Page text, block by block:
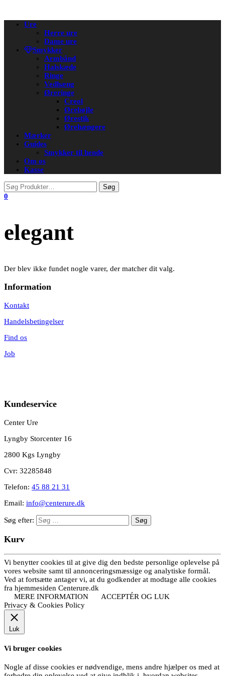
navigation
Ure
Herre ure
Dame ure
Smykker
Armbånd
Halskæde
Ringe
Vedhæng
Øreringe
Creol
Ørebøjle
Ørestik
Ørehængere
Mærker
Guides
Smykker til hende
Om os
Kasse
0
elegant
Der blev ikke fundet nogle varer, der matcher dit valg.
Information
Kontakt
Handelsbetingelser
Find os
Job
Kundeservice
Center Ure
Lyngby Storcenter 16
2800 Kgs Lyngby
Cvr: 32285848
Telefon: 45 88 21 31
Email: info@centerure.dk
Søg efter:
Kurv
Vi benytter cookies til at give dig den bedste personlige oplevelse på
vores website samt til annonceringsmæssige og analytiske formål.
Ved at fortsætte antager vi, at du godkender at modtage alle cookies
fra hjemmesiden Centerure.dk
MERE INFORMATION
ACCEPTÉR OG LUK
Privacy & Cookies Policy
Luk
Vi bruger cookies
Nogle af disse cookies er nødvendige, mens andre hjælper os med at